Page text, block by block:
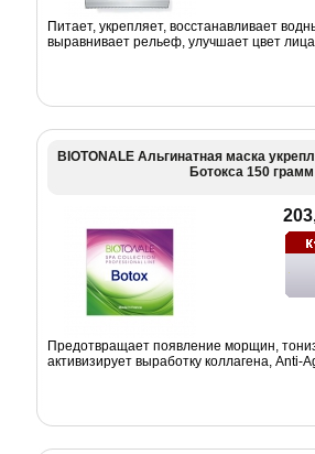
Питает, укрепляет, восстанавливает
выравнивает рельеф, улучшает цвет
BIOTONALE Альгинатная маска
Ботокса 150 грамм
Предотвращает появление морщин,
активизирует выработку коллагена, Anti-